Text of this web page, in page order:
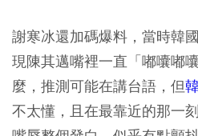
謝寒冰還加碼爆料，當時韓
現陳其邁嘴裡一直「嘟囔嘟
麼，推測可能在講台語，但
不太懂，且在最靠近的那一